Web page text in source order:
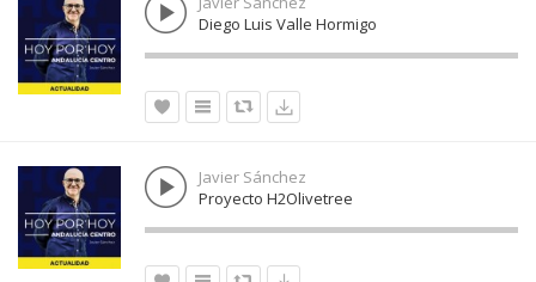
Diego Luis Valle Hormigo
Javier Sánchez
Proyecto H2Olivetree